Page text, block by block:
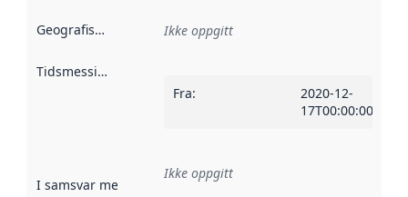
Geografisk avgrensning :
Ikke oppgitt
Tidsmessig avgrensning
Fra:
2020-12-
17T00:00:00Z
I samsvar med Referanse til en implementasjonsregel
Ikke oppgitt